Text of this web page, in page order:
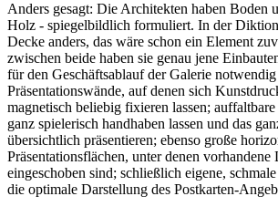
Anders gesagt: Die Architekten haben Boden
Holz - spiegelbildlich formuliert. In der
Decke anders, das wäre schon ein Element
zwischen beide haben sie genau jene
für den Geschäftsablauf der Galerie
Präsentationswände, auf denen sich
magnetisch beliebig fixieren lassen; auffaltbare
ganz spielerisch handhaben lassen und das
übersichtlich präsentieren; ebenso große
Präsentationsflächen, unter denen vorhandene
eingeschoben sind; schließlich eigene,
die optimale Darstellung des Postkarten-